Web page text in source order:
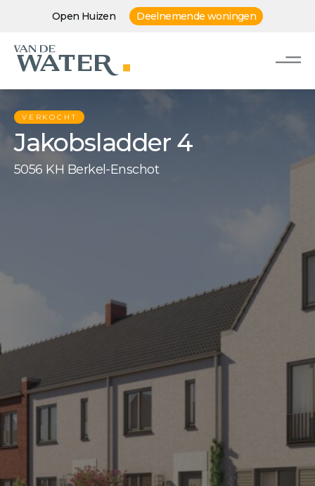
Open Huizen Deelnemende woningen
VERKOCHT
Jakobsladder 4
5056 KH Berkel-Enschot